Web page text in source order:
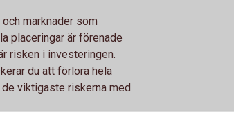
marknader som
placeringar är förenade
risken i investeringen.
du att förlora hela
viktigaste riskerna med